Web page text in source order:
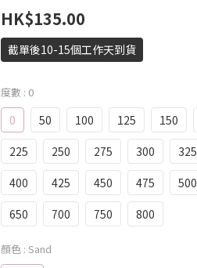
HK$135.00
截單後10-15個工作天到貨
度數 : 0
0 50 100 125 150
225
250 275 300 325
400
425 450 475 500
650
700 750 800
顏色 : Sand